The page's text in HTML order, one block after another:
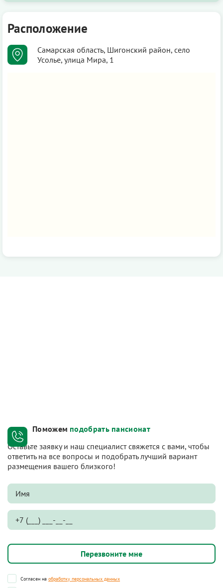
Расположение
Самарская область, Шигонский район, село
Усолье, улица Мира, 1
Поможем подобрать пансионат
Оставьте заявку и наш специалист свяжется с вами, чтобы
ответить на все вопросы и подобрать лучший вариант
размещения вашего близкого!
Согласен на обработку персональных данных